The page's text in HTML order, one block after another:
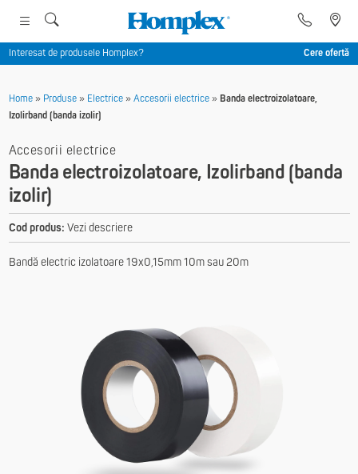
Interesat de produsele Homplex? Cere ofertă
Home» Produse» Electrice» Accesorii electrice» Banda electroizolatoare,
Izolirband (banda izolir)
Accesorii electrice
Banda electroizolatoare, Izolirband (banda
izolir)
Cod produs: Vezi descriere
Bandă electric izolatoare 19x0,15mm 10m sau 20m